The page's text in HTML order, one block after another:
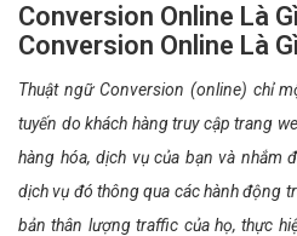
Conversion Online Là
Conversion Online Là
Thuật ngữ Conversion (online) chỉ
tuyến do khách hàng truy cập trang
hàng hóa, dịch vụ của bạn và nhắm
dịch vụ đó thông qua các hành động
bản thân lượng traffic của họ, thực